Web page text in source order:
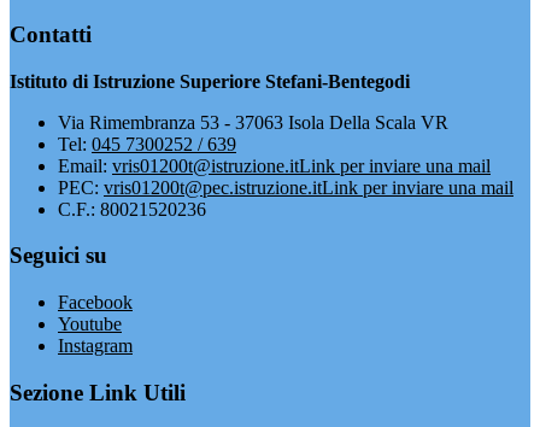
Contatti
Istituto di Istruzione Superiore Stefani-Bentegodi
Via Rimembranza 53 - 37063 Isola Della Scala VR
Tel: 045 7300252 / 639
Email: vris01200t@istruzione.itLink per inviare una mail
PEC: vris01200t@pec.istruzione.itLink per inviare una mail
C.F.: 80021520236
Seguici su
Facebook
Youtube
Instagram
Sezione Link Utili